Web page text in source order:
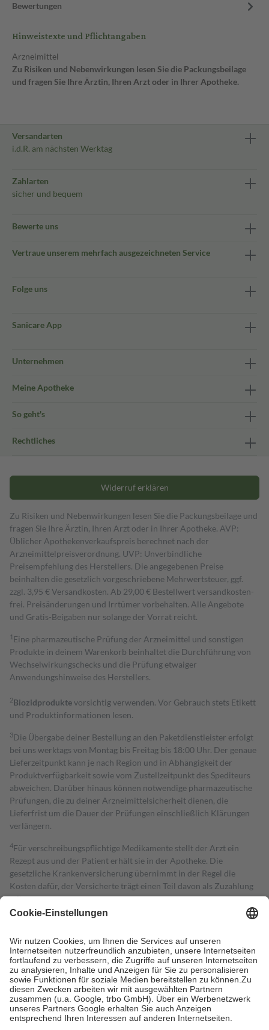
Bewertungen
Hinweistexte und Pflichtangaben
Arzneimittel
Zu Risiken und Nebenwirkungen lesen Sie die Packungsbeilage
und fragen Sie Ihre Ärztin, Ihren Arzt oder in Ihrer Apotheke.
Versandarten
i.d.R. am nächsten Werktag
Zahlarten
sicher und bequem
Bewerte uns
Vertraue unserem mehrfach ausgezeichneten Service
Folge uns
Sanicare App
Unternehmen
Meine Apotheke
So geht's
Rechtliches
Widerruf erklären
Zu Risiken und Nebenwirkungen lesen Sie die Packungsbeilage und
fragen Sie Ihre Ärztin, Ihren Arzt oder in Ihrer Apotheke. AVP:
Üblicher Apothekenverkaufspreis berechnet nach der
Arzneimittelpreisverordnung. UVP: Unverbindliche
Preisempfehlung des Herstellers. Die angegebenen Preise
beinhalten die gesetzlich vorgeschriebene Mehrwertsteuer, ggf.
zzgl. 3,95 € Versandkosten. Ab 29,00 € Bestell­wert versand­kosten­
frei. Preisänderungen und Irrtümer vorbehalten. Alle Angebote
und Gratis-Beigaben nur solange der Vorrat reicht.
1 Eine pharmazeutische Prüfung der Arzneimittel und sonstigen
Produkte in deinem Warenkorb beinhaltet die Durchführung von
Wechselwirkungschecks und die Prüfung etwaiger
Anwendungshinweise des Herstellers.
2Biozidproduktevorsichtig verwenden. Vor Gebrauch stets Etikett
und Produktinformationen lesen.
3Die Übergabe deiner Bestellung an den Paketdienstleister erfolgt
bei uns werktags von Montag bis Freitag bis 18:00 Uhr. Der genaue
Lieferzeitpunkt kann je nach Region und in Abhängigkeit der
Produktverfügbarkeit sowie vom Zustellzeitpunkt des Spediteurs
abweichen. Darüber hinaus können notwendige pharmazeutische
Prüfungen, die zu deiner Arzneimittelsicherheit dienen, die
Lieferfrist um die Dauer der Prüfungen einschließlich Klärungen
verlängern.
4Für verschreibungspflichtige Medikamente stellt der Arzt ein
Rezept aus und der Patient erhält sie in der Apotheke. Die
gesetzliche Krankenversicherung übernimmt in der Regel die
Kosten dafür, der Versicherte trägt einen Teil davon als Zuzahlung
mit.
Grundsätzlich leisten Mitglieder Zuzahlungen in Höhe von zehn
höchstens zehn Euro.
Es sind jedoch nie mehr als die tatsächlichen
Kosten der Leistung zu entrichten.
Diese Regeln gelten grundsätzlich auch für Online-Apotheken.
Bei Heilmitteln und häuslicher Krankenpflege beträgt die
Zuzahlung zehn Prozent der Kosten sowie zehn Euro je
Verordnung.
Um das Engagement der Versicherten für ihre eigene Gesundheit zu
stärken und die besondere Stellung der Familie zu unterstützen,